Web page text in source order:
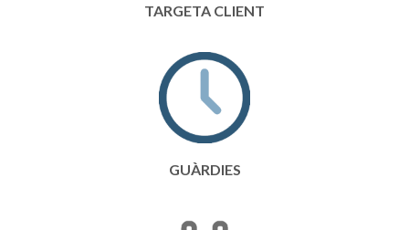
TARGETA CLIENT
GUÀRDIES